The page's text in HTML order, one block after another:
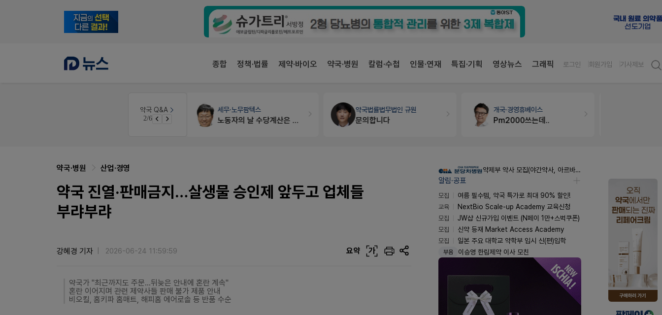
종합 정책·법률 제약·바이오 약국·병원 칼럼·수첩 인물·연재 특집·기획 영상뉴스 그래픽 로그인 회원가입 기사제보
약국 Q&A
3/6 노동자의 날 수당계산은 어떻게 되나요
약국법률법무법인 규원
문의합니다
개국·경영휴베이스
Pm2000쓰는데..
약국대출메디라이프
약국·병원 산업·경영
약국 진열·판매금지…살생물 승인제 앞두고 업체들
부랴부랴
강혜경 기자 2026-06-24 11:59:59 요약 가
약국가 "최근까지도 주문…뒤늦은 안내에 혼란 계속"
혼란 이어지며 관련 제약사들 판매 불가 제품 안내
비오킬, 홈키파 홈매트, 해피홈 에어로솔 등 반품 수순
약제부 약사 모집(야간약사, 아르바이트약사)
알림·공표
모집
여름 필수템, 약국 특가로 최대 90% 할인!
교육
NextBio Scale-up Academy 교육신청
모집
JW샵 신규가입 이벤트 (N페이 1만+스벅쿠폰)
모집
신약 등재 Market Access Academy
모집
일본 주요 대학교 약학부 입시 신(편)입학
부음 이승영 한림제약 이사 모친